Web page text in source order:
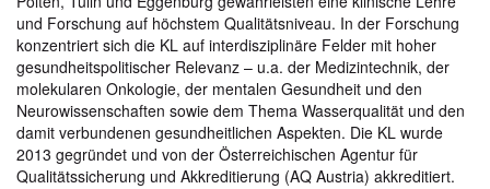
und Forschung auf höchstem Qualitätsniveau. In der Forschung
konzentriert sich die KL auf interdisziplinäre Felder mit hoher
gesundheitspolitischer Relevanz – u.a. der Medizintechnik, der
molekularen Onkologie, der mentalen Gesundheit und den
Neurowissenschaften sowie dem Thema Wasserqualität und den
damit verbundenen gesundheitlichen Aspekten. Die KL wurde
2013 gegründet und von der Österreichischen Agentur für
Qualitätssicherung und Akkreditierung (AQ Austria) akkreditiert.